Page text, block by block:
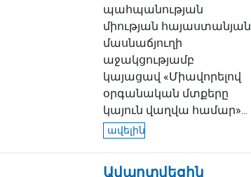
պահպանության
միության հայաստանյան
մասնաճյուղի
աջակցությամբ
կայացավ «Միավորելով
օրգանական մտքերը
կայուն վաղվա համար»...
ավելին
Ավարտվեցին